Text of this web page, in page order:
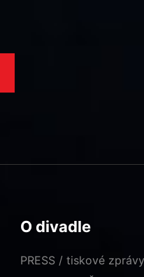
O divadle
PRESS / tiskové zprávy